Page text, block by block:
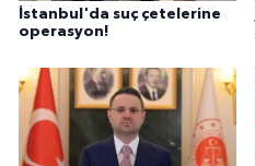
İstanbul'da suç çetelerine
operasyon!